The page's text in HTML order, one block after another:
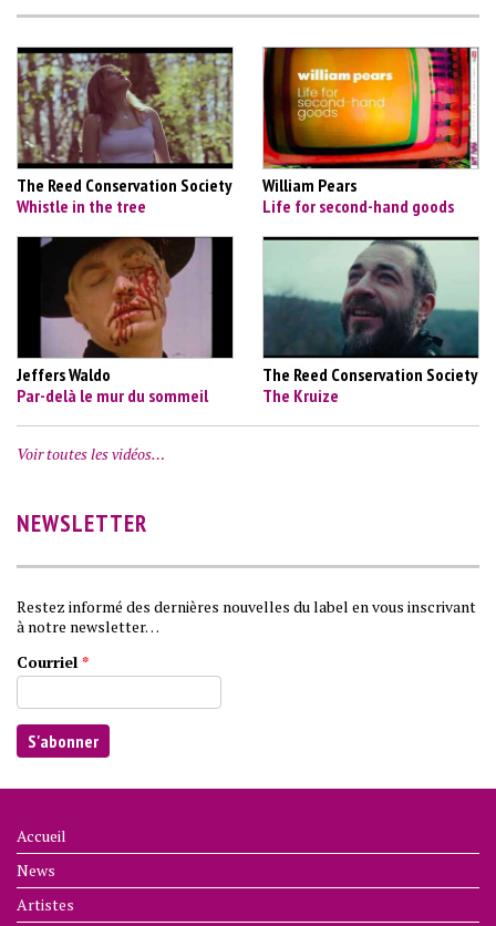
The Reed Conservation Society
Whistle in the tree
William Pears
Life for second-hand goods
Jeffers Waldo
Par-delà le mur du sommeil
The Reed Conservation Society
The Kruize
Voir toutes les vidéos…
NEWSLETTER
Restez informé des dernières nouvelles du label en vous inscrivant
à notre newsletter…
Courriel *
Accueil
News
Artistes